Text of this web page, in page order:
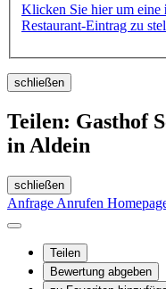
Klicken Sie hier um eine
Restaurant-Eintrag zu
schließen
Teilen: Gasthof
in Aldein
schließen
Anfrage Anrufen
Teilen
Bewertung abgeben